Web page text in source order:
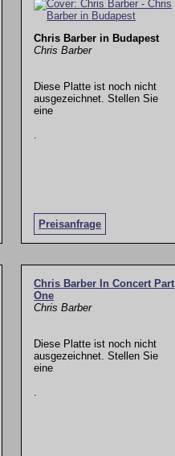
Chris Barber in Budapest
Chris Barber
Diese Platte ist noch nicht
ausgezeichnet. Stellen Sie
eine
Preisanfrage
Chris Barber In Concert Part
One
Chris Barber
Diese Platte ist noch nicht
ausgezeichnet. Stellen Sie
eine